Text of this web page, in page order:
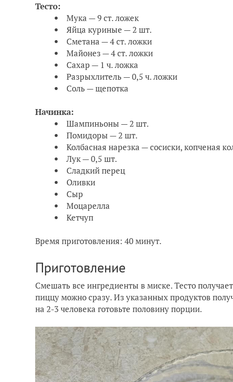
Тесто:
Мука — 9 ст. ложек
Яйца куриные — 2 шт.
Сметана — 4 ст. ложки
Майонез — 4 ст. ложки
Сахар — 1 ч. ложка
Разрыхлитель — 0,5 ч. ложки
Соль — щепотка
Начинка:
Шампиньоны — 2 шт.
Помидоры — 2 шт.
Колбасная нарезка — сосиски, копченая
Лук — 0,5 шт.
Сладкий перец
Оливки
Сыр
Моцарелла
Кетчуп
Время приготовления: 40 минут.
Приготовление
Смешать все ингредиенты в миске. Тесто
пиццу можно сразу. Из указанных продуктов
на 2-3 человека готовьте половину порции.